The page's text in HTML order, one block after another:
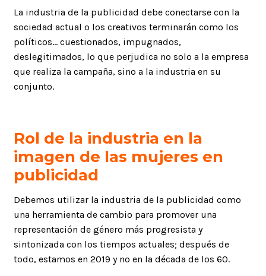
La industria de la publicidad debe conectarse con la
sociedad actual o los creativos terminarán como los
políticos… cuestionados, impugnados,
deslegitimados, lo que perjudica no solo a la empresa
que realiza la campaña, sino a la industria en su
conjunto.
Rol de la industria en la
imagen de las mujeres en
publicidad
Debemos utilizar la industria de la publicidad como
una herramienta de cambio para promover una
representación de género más progresista y
sintonizada con los tiempos actuales; después de
todo, estamos en 2019 y no en la década de los 60.